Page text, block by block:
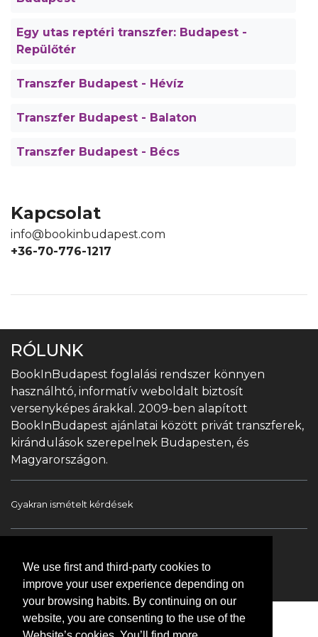
We use first and third-party cookies to
improve your user experience depending on
your browsing habits. By continuing on our
website, you are consenting to the use of the
Egy utas reptéri transzfer: Budapest -
Repülőtér
Transzfer Budapest - Hévíz
Transzfer Budapest - Balaton
Transzfer Budapest - Bécs
Kapcsolat
info@bookinbudapest.com
+36-70-776-1217
RÓLUNK
BookInBudapest foglalási rendszer könnyen
használhtó, informatív weboldalt biztosít
versenyképes árakkal. 2009-ben alapított
BookInBudapest ajánlatai között privát transzferek,
kirándulások szerepelnek Budapesten, és
Magyarországon.
Gyakran ismételt kérdések
Túrák & Kirándulások Transzfer Kapcsolat